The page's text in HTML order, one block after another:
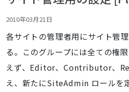
2010年03月21日
各サイトの管理者用にサイト管
る。このグループには全ての権
えず、Editor、Contributor、
え、新たにSiteAdmin ロールを